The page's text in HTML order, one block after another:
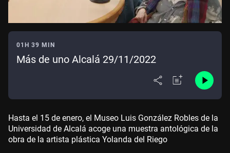
01H 39 MIN
Más de uno Alcalá 29/11/2022
Hasta el 15 de enero, el Museo Luis González Robles de la
Universidad de Alcalá acoge una muestra antológica de la
obra de la artista plástica Yolanda del Riego